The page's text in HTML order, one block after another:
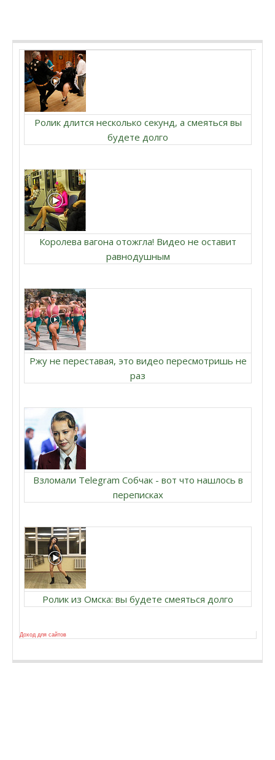
Ролик длится несколько секунд, а смеяться вы
будете долго
Королева вагона отожгла! Видео не оставит
равнодушным
Ржу не переставая, это видео пересмотришь не
раз
Взломали Telegram Собчак - вот что нашлось в
переписках
Ролик из Омска: вы будете смеяться долго
Доход для сайтов